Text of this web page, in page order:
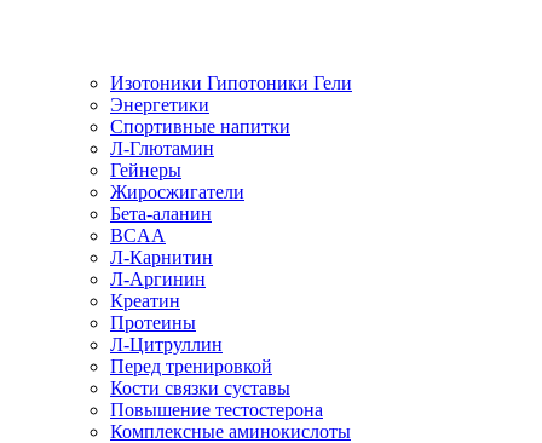
Изотоники Гипотоники Гели
Энергетики
Спортивные напитки
Л-Глютамин
Гейнеры
Жиросжигатели
Бета-аланин
BCAA
Л-Карнитин
Л-Аргинин
Креатин
Протеины
Л-Цитруллин
Перед тренировкой
Кости связки суставы
Повышение тестостерона
Комплексные аминокислоты